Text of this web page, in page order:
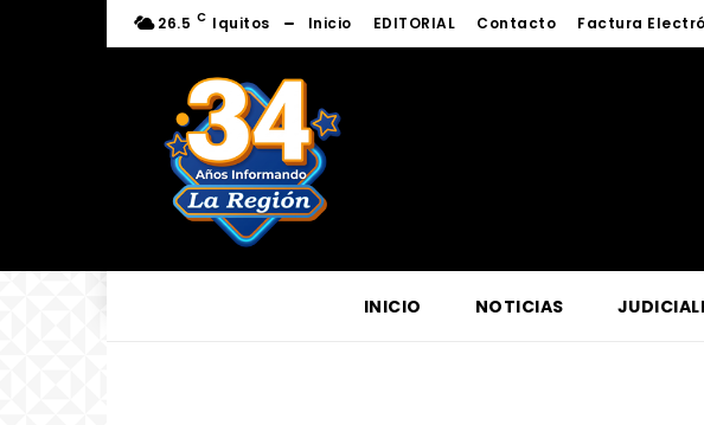
26.5 C Iquitos Inicio EDITORIAL Contacto Factura
INICIO NOTICIAS